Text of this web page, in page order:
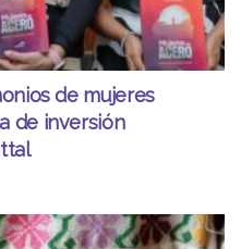
de mujeres
de inversión